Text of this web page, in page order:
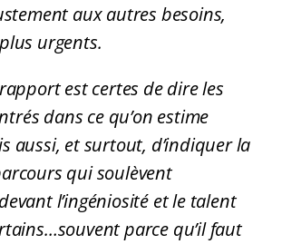
aux autres besoins,
urgents.
rapport est certes de dire les
dans ce qu’on estime
aussi, et surtout, d’indiquer la
qui soulèvent
l’ingéniosité et le talent
parce qu’il faut